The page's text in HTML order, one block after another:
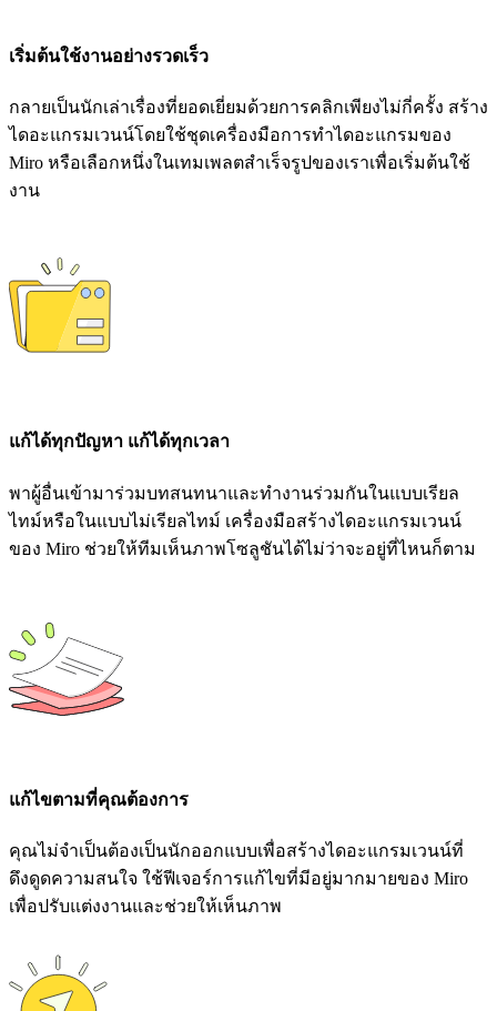
เริ่มต้นใช้งานอย่างรวดเร็ว
กลายเป็นนักเล่าเรื่องที่ยอดเยี่ยมด้วยการคลิกเพียงไม่กี่ครั้ง สร้าง
ไดอะแกรมเวนน์โดยใช้ชุดเครื่องมือการทำไดอะแกรมของ
Miro หรือเลือกหนึ่งในเทมเพลตสำเร็จรูปของเราเพื่อเริ่มต้นใช้
งาน
แก้ได้ทุกปัญหา แก้ได้ทุกเวลา
พาผู้อื่นเข้ามาร่วมบทสนทนาและทำงานร่วมกันในแบบเรียล
ไทม์หรือในแบบไม่เรียลไทม์ เครื่องมือสร้างไดอะแกรมเวนน์
ของ Miro ช่วยให้ทีมเห็นภาพโซลูชันได้ไม่ว่าจะอยู่ที่ไหนก็ตาม
แก้ไขตามที่คุณต้องการ
คุณไม่จำเป็นต้องเป็นนักออกแบบเพื่อสร้างไดอะแกรมเวนน์ที่
ดึงดูดความสนใจ ใช้ฟีเจอร์การแก้ไขที่มีอยู่มากมายของ Miro
เพื่อปรับแต่งงานและช่วยให้เห็นภาพ